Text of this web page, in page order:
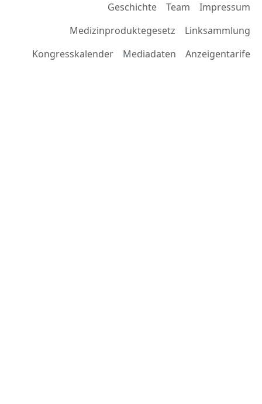
Geschichte
Team
Impressum
Medizinproduktegesetz
Linksammlung
Kongresskalender
Mediadaten Anzeigentarife